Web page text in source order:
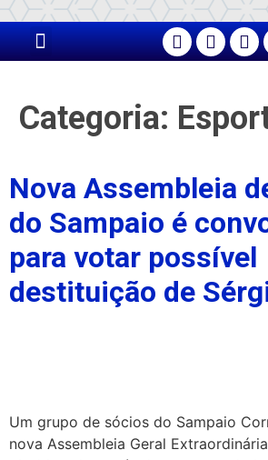
Categoria:
Nova Assembleia
do Sampaio é
para votar possível
destituição de
Um grupo de sócios do Sampaio
nova Assembleia Geral